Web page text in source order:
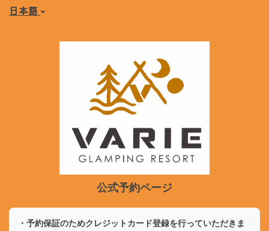
日本語
公式予約ページ
・予約保証のためクレジットカード登録を行っていただきま